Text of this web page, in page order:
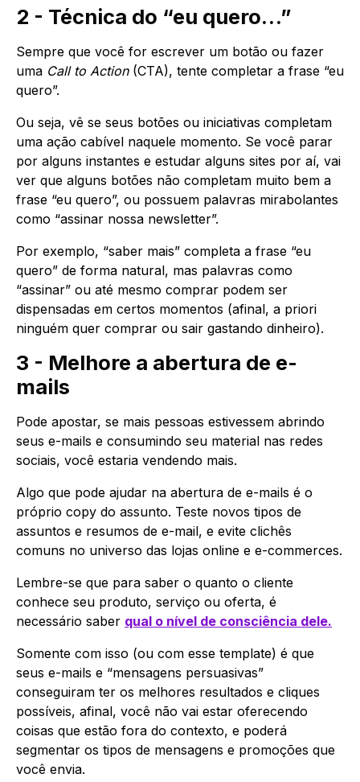
2 - Técnica do “eu quero…”
Sempre que você for escrever um botão ou fazer
uma Call to Action(CTA), tente completar a frase “eu
quero”.
Ou seja, vê se seus botões ou iniciativas completam
uma ação cabível naquele momento. Se você parar
por alguns instantes e estudar alguns sites por aí, vai
ver que alguns botões não completam muito bem a
frase “eu quero”, ou possuem palavras mirabolantes
como “assinar nossa newsletter”.
Por exemplo, “saber mais” completa a frase “eu
quero” de forma natural, mas palavras como
“assinar” ou até mesmo comprar podem ser
dispensadas em certos momentos (afinal, a priori
ninguém quer comprar ou sair gastando dinheiro).
3 - Melhore a abertura de e-
mails
Pode apostar, se mais pessoas estivessem abrindo
seus e-mails e consumindo seu material nas redes
sociais, você estaria vendendo mais.
Algo que pode ajudar na abertura de e-mails é o
próprio copy do assunto. Teste novos tipos de
assuntos e resumos de e-mail, e evite clichês
comuns no universo das lojas online e e-commerces.
Lembre-se que para saber o quanto o cliente
conhece seu produto, serviço ou oferta, é
necessário saber qual o nível de consciência dele.
Somente com isso (ou com esse template) é que
seus e-mails e “mensagens persuasivas”
conseguiram ter os melhores resultados e cliques
possíveis, afinal, você não vai estar oferecendo
coisas que estão fora do contexto, e poderá
segmentar os tipos de mensagens e promoções que
você envia.